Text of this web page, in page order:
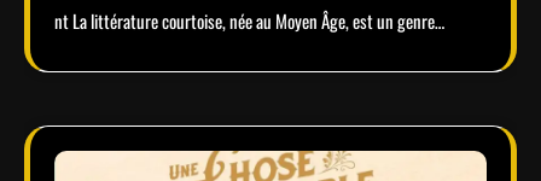
nt La littérature courtoise, née au Moyen Âge, est un genre…